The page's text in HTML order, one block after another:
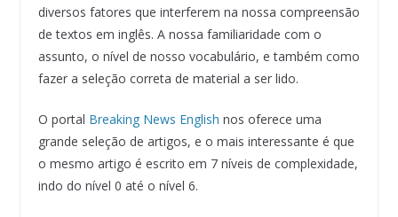
diversos fatores que interferem na nossa compreensão
de textos em inglês. A nossa familiaridade com o
assunto, o nível de nosso vocabulário, e também como
fazer a seleção correta de material a ser lido.
O portal Breaking News English nos oferece uma
grande seleção de artigos, e o mais interessante é que
o mesmo artigo é escrito em 7 níveis de complexidade,
indo do nível 0 até o nível 6.